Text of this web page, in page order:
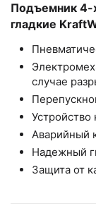
Подъемник 4-
гладкие
случае
Устройство
Аварийный
Надежный
Защита от